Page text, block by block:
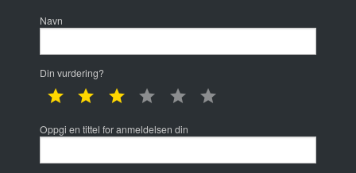
Navn
Din vurdering?
1 star 2 star 3 star 4 star 5 star
Oppgi en tittel for anmeldelsen din